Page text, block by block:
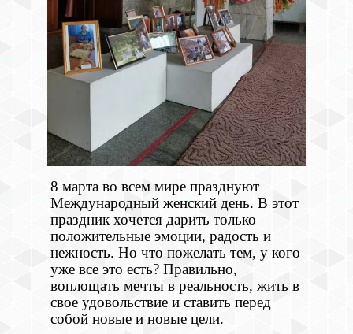
8 марта во всем мире празднуют
Международный женский день. В этот
праздник хочется дарить только
положительные эмоции, радость и
нежность. Но что пожелать тем, у кого
уже все это есть? Правильно,
воплощать мечты в реальность, жить в
свое удовольствие и ставить перед
собой новые и новые цели.